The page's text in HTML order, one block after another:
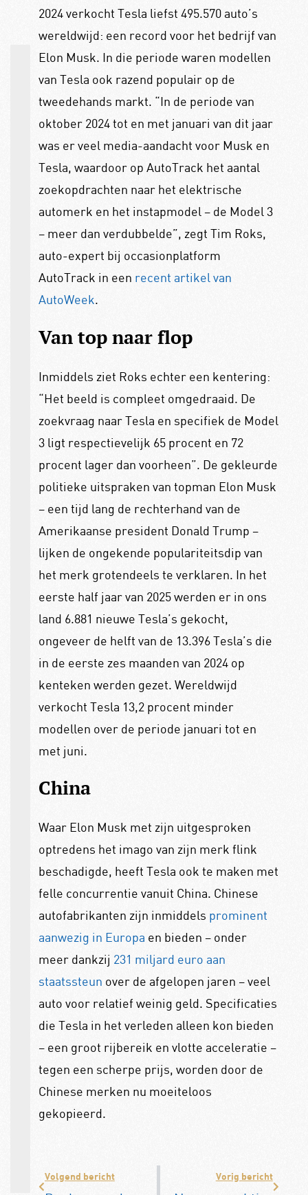
2024 verkocht Tesla liefst 495.570 auto’s
wereldwijd: een record voor het bedrijf van
Elon Musk. In die periode waren modellen
van Tesla ook razend populair op de
tweedehands markt. “In de periode van
oktober 2024 tot en met januari van dit jaar
was er veel media-aandacht voor Musk en
Tesla, waardoor op AutoTrack het aantal
zoekopdrachten naar het elektrische
automerk en het instapmodel – de Model 3
– meer dan verdubbelde”, zegt Tim Roks,
auto-expert bij occasionplatform
AutoTrack in een recent artikel van
AutoWeek.
Van top naar flop
Inmiddels ziet Roks echter een kentering:
“Het beeld is compleet omgedraaid. De
zoekvraag naar Tesla en specifiek de Model
3 ligt respectievelijk 65 procent en 72
procent lager dan voorheen”. De gekleurde
politieke uitspraken van topman Elon Musk
– een tijd lang de rechterhand van de
Amerikaanse president Donald Trump –
lijken de ongekende populariteitsdip van
het merk grotendeels te verklaren. In het
eerste half jaar van 2025 werden er in ons
land 6.881 nieuwe Tesla’s gekocht,
ongeveer de helft van de 13.396 Tesla’s die
in de eerste zes maanden van 2024 op
kenteken werden gezet. Wereldwijd
verkocht Tesla 13,2 procent minder
modellen over de periode januari tot en
met juni.
China
Waar Elon Musk met zijn uitgesproken
optredens het imago van zijn merk flink
beschadigde, heeft Tesla ook te maken met
felle concurrentie vanuit China. Chinese
autofabrikanten zijn inmiddels prominent
aanwezig in Europa en bieden – onder
meer dankzij 231 miljard euro aan
staatssteun over de afgelopen jaren – veel
auto voor relatief weinig geld. Specificaties
die Tesla in het verleden alleen kon bieden
– een groot rijbereik en vlotte acceleratie –
tegen een scherpe prijs, worden door de
Chinese merken nu moeiteloos
gekopieerd.
Volgend bericht Vorig bericht